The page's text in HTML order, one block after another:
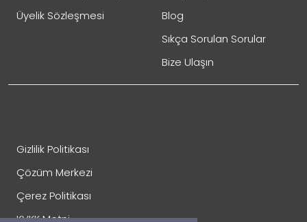
Blog
Sıkça Sorulan Sorular
Bize Ulaşın
Üyelik Sözleşmesi
Gizlilik Politikası
Çözüm Merkezi
Çerez Politikası
KVKK Metni